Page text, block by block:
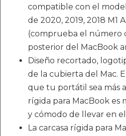
compatible con el
de 2020, 2019, 2018 M1
(comprueba el número
posterior del MacBook
Diseño recortado,
de la cubierta del Mac.
que tu portátil sea más
rígida para MacBook es
y cómodo de llevar en
La carcasa rígida para